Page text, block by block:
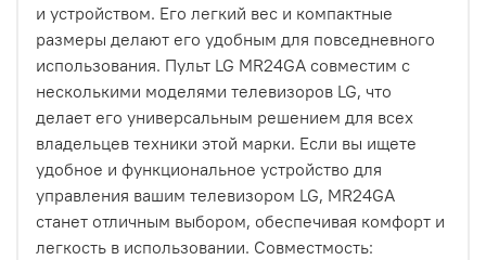
и устройством. Его легкий вес и компактные
размеры делают его удобным для повседневного
использования. Пульт LG MR24GA совместим с
несколькими моделями телевизоров LG, что
делает его универсальным решением для всех
владельцев техники этой марки. Если вы ищете
удобное и функциональное устройство для
управления вашим телевизором LG, MR24GA
станет отличным выбором, обеспечивая комфорт и
легкость в использовании. Совместмость: